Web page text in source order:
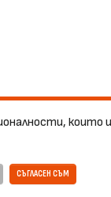
които
СЪГЛАСЕН СЪМ